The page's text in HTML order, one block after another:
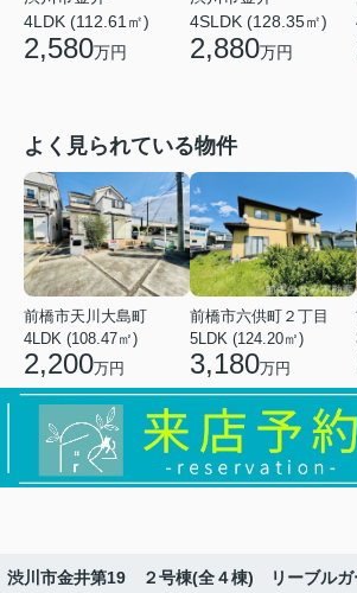
4LDK (112.61㎡)
2,580万円
4SLDK (128.35㎡)
2,880万円
よく見られている物件
前橋市天川大島町
4LDK (108.47㎡)
2,200万円
前橋市六供町２丁目
5LDK (124.20㎡)
3,180万円
渋川市金井第19 ２号棟(全４棟) リーブル